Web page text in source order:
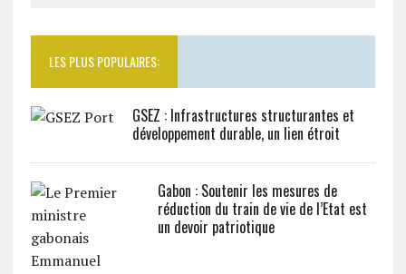
LES PLUS POPULAIRES:
GSEZ : Infrastructures structurantes et
développement durable, un lien étroit
Gabon : Soutenir les mesures de
réduction du train de vie de l’Etat est
un devoir patriotique